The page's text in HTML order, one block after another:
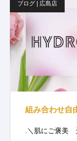
ブログ | 広島店
組み合わせ自
.＼肌にご褒美